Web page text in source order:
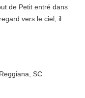
de Petit entré dans
vers le ciel, il
Reggiana SC